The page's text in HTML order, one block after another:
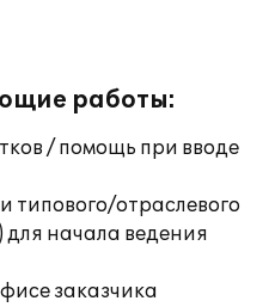
работы:
/ помощь при вводе
типового/отраслевого
начала ведения
заказчика